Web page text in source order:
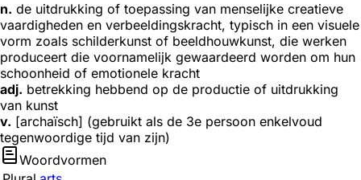
n. de uitdrukking of toepassing van menselijke creatieve
vaardigheden en verbeeldingskracht, typisch in een visuele
vorm zoals schilderkunst of beeldhouwkunst, die werken
produceert die voornamelijk gewaardeerd worden om hun
schoonheid of emotionele kracht
adj. betrekking hebbend op de productie of uitdrukking
van kunst
v. [archaïsch] (gebruikt als de 3e persoon enkelvoud
tegenwoordige tijd van zijn)
Woordvormen